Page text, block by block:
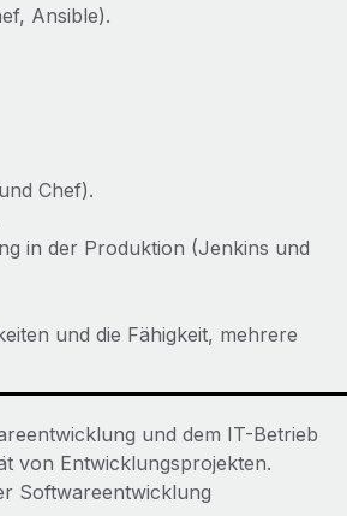
Ansible).
Chef).
in der Produktion (Jenkins und
und die Fähigkeit, mehrere
und dem IT-Betrieb
von Entwicklungsprojekten.
Softwareentwicklung